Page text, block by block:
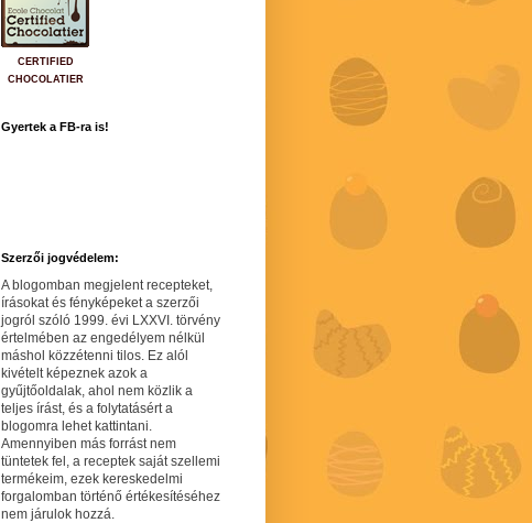
CERTIFIED
CHOCOLATIER
Gyertek a FB-ra is!
Szerzői jogvédelem:
A blogomban megjelent recepteket,
írásokat és fényképeket a szerzői
jogról szóló 1999. évi LXXVI. törvény
értelmében az engedélyem nélkül
máshol közzétenni tilos. Ez alól
kivételt képeznek azok a
gyűjtőoldalak, ahol nem közlik a
teljes írást, és a folytatásért a
blogomra lehet kattintani.
Amennyiben más forrást nem
tüntetek fel, a receptek saját szellemi
termékeim, ezek kereskedelmi
forgalomban történő értékesítéséhez
nem járulok hozzá.